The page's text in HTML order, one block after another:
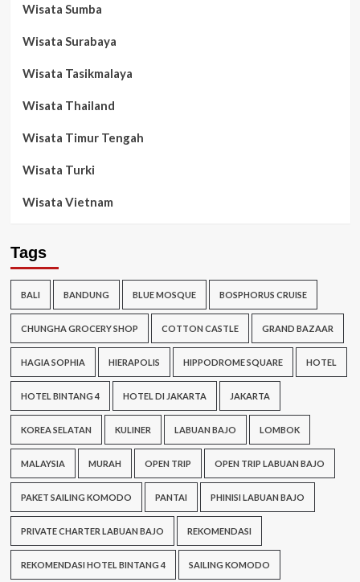
Wisata Sumba
Wisata Surabaya
Wisata Tasikmalaya
Wisata Thailand
Wisata Timur Tengah
Wisata Turki
Wisata Vietnam
Tags
BALI BANDUNG BLUE MOSQUE BOSPHORUS CRUISE
CHUNGHA GROCERY SHOP COTTON CASTLE GRAND BAZAAR
HAGIA SOPHIA HIERAPOLIS HIPPODROME SQUARE HOTEL
HOTEL BINTANG 4 HOTEL DI JAKARTA JAKARTA
KOREA SELATAN KULINER LABUAN BAJO LOMBOK
MALAYSIA MURAH OPEN TRIP OPEN TRIP LABUAN BAJO
PAKET SAILING KOMODO PANTAI PHINISI LABUAN BAJO
PRIVATE CHARTER LABUAN BAJO REKOMENDASI
REKOMENDASI HOTEL BINTANG 4 SAILING KOMODO